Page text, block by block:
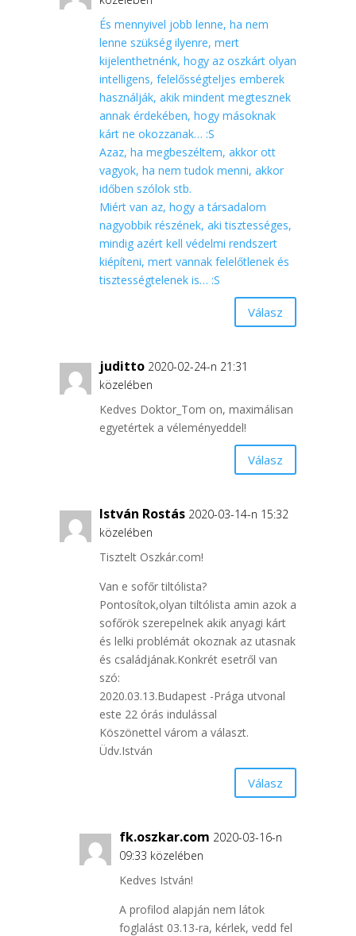
És mennyivel jobb lenne, ha nem
lenne szükség ilyenre, mert
kijelenthetnénk, hogy az oszkárt olyan
intelligens, felelősségteljes emberek
használják, akik mindent megtesznek
annak érdekében, hogy másoknak
kárt ne okozzanak… :S
Azaz, ha megbeszéltem, akkor ott
vagyok, ha nem tudok menni, akkor
időben szólok stb.
Miért van az, hogy a társadalom
nagyobbik részének, aki tisztességes,
mindig azért kell védelmi rendszert
kiépíteni, mert vannak felelőtlenek és
tisztességtelenek is… :S
Válasz
juditto 2020-02-24-n 21:31
közelében
Kedves Doktor_Tom on, maximálisan
egyetértek a véleményeddel!
Válasz
István Rostás 2020-03-14-n 15:32
közelében
Tisztelt Oszkár.com!
Van e sofőr tiltólista?
Pontosítok,olyan tiltólista amin azok a
sofőrök szerepelnek akik anyagi kárt
és lelki problémát okoznak az utasnak
és családjának.Konkrét esetről van
szó:
2020.03.13.Budapest -Prága utvonal
este 22 órás indulással
Köszönettel várom a választ.
Üdv.István
Válasz
fk.oszkar.com 2020-03-16-n
09:33 közelében
Kedves István!
A profilod alapján nem látok
foglalást 03.13-ra, kérlek, vedd fel